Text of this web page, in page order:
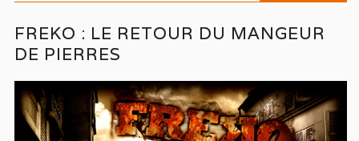
FREKO : LE RETOUR DU MANGEUR
DE PIERRES